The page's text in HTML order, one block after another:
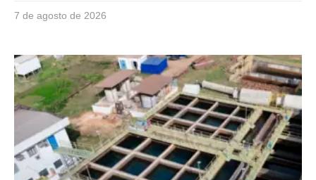
7 de agosto de 2026